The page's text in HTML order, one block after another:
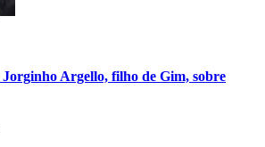
Argello, filho de Gim, sobre